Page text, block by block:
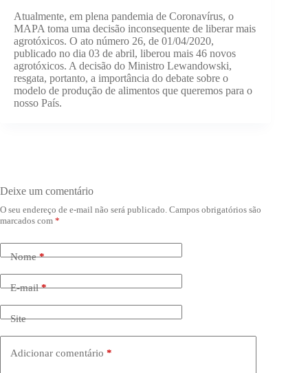
Atualmente, em plena pandemia de Coronavírus, o
MAPA toma uma decisão inconsequente de liberar mais
agrotóxicos. O ato número 26, de 01/04/2020,
publicado no dia 03 de abril, liberou mais 46 novos
agrotóxicos. A decisão do Ministro Lewandowski,
resgata, portanto, a importância do debate sobre o
modelo de produção de alimentos que queremos para o
nosso País.
Deixe um comentário
O seu endereço de e-mail não será publicado. Campos obrigatórios são
marcados com *
Nome*
E-mail*
Site
Adicionar comentário *